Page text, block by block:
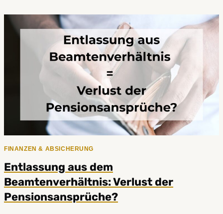
SO
BEKOMMST
DU
EIN
QUALIFIZIERTES
ZEUGNIS
ENTLASSUNG
FINANZEN & ABSICHERUNG
Entlassung aus dem
Beamtenverhältnis: Verlust der
Pensionsansprüche?